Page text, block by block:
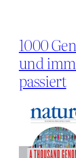
1000
und
passiert